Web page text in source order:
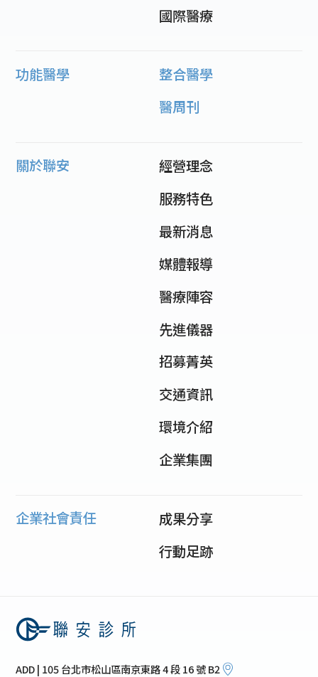
國際醫療
功能醫學
整合醫學
醫周刊
關於聯安
經營理念
服務特色
最新消息
媒體報導
醫療陣容
先進儀器
招募菁英
交通資訊
環境介紹
企業集團
企業社會責任
成果分享
行動足跡
ADD | 105 台北市松山區南京東路 4 段 16 號 B2